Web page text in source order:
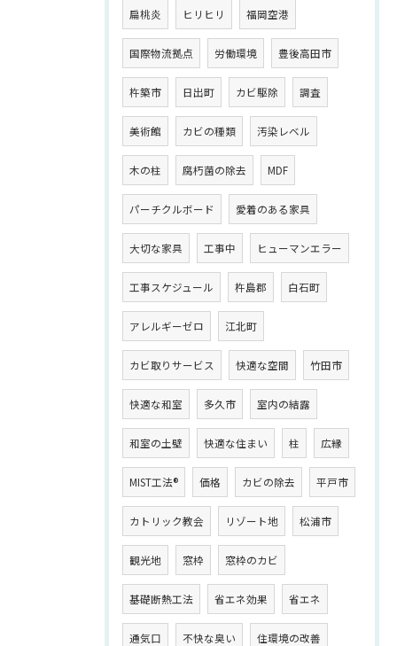
扁桃炎 ヒリヒリ 福岡空港
国際物流拠点 労働環境 豊後高田市
杵築市 日出町 カビ駆除 調査
美術館 カビの種類 汚染レベル
木の柱 腐朽菌の除去 MDF
パーチクルボード 愛着のある家具
大切な家具 工事中 ヒューマンエラー
工事スケジュール 杵島郡 白石町
アレルギーゼロ 江北町
カビ取りサービス 快適な空間 竹田市
快適な和室 多久市 室内の結露
和室の土壁 快適な住まい 柱 広縁
MIST工法® 価格 カビの除去 平戸市
カトリック教会 リゾート地 松浦市
観光地 窓枠 窓枠のカビ
基礎断熱工法 省エネ効果 省エネ
通気口 不快な臭い 住環境の改善